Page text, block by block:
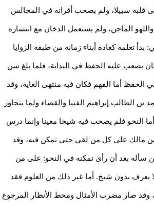
قلبه سبيلا، ولم يصحب أقرانه في المجالس
الماجن، ولم يستعمل الدخان مع انتشاره
بدأ تعلمه كعادة أبناء زمانه من طبقة الزوايا
يصعب عليه الحفظ في البداية، فلما بلغ سن
الحفظ أما الفهم فكان فيه منتهى الغاية، وقد
الطالب إبراهيم الفتيا والقضاء ولما يتجاوز
النحو فلم يصحب فيه شيخا معينا وإنما درس
ابن مالك على كل من لقي حتى تمكن فيه، وقد
سأله بعد أن رأى تمكنه في النحو: على من
يعرف بدون شيخ. أما غير ذلك من العلوم فقد
وقد صار مضرب الأمثال ومحط الأنظار المرجوع